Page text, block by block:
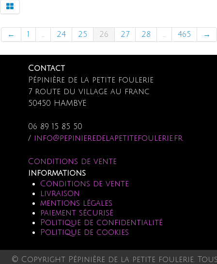
← 1 ... 24 25 26 27 28 ... 465 →
Contact
Pépinière de la petite foulerie
7 route du village au franc
50450 HAMBYE
06 89 15 85 50
/ info@pepinieredelapetitefoulerie.fr
Conditions de vente
informations
Conditions de vente
livraison
mentions légales
paiement sécurisé
Politique de confidentialité
Politique de cookies
© Copyright Pépinière de la petite foulerie.